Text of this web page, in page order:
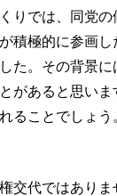
りでは、同党
積極的に参画
た。その背景
があると思いま
ることでしょう
交代ではあり